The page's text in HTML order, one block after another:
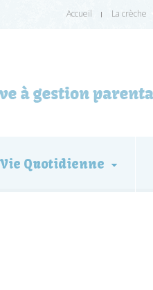
Accueil La crèche
Vie Quotidienne